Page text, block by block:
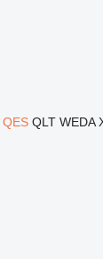
QES QLT WEDA